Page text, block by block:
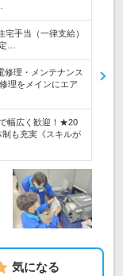
手当（一律支給）
…
修理・メンテナンス
理をメインにエア
幅広く歓迎！★20
も充実《スキルが
気になる